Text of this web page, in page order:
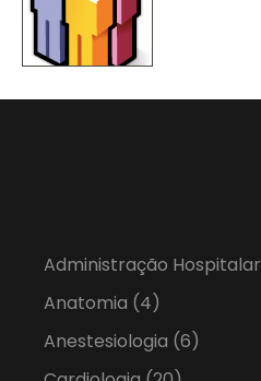
Administração Hospitalar
Anatomia (4)
Anestesiologia (6)